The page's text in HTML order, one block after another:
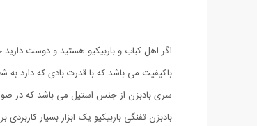
اگر اهل کباب و باربیکیو هستید و دوست
باکیفیت می باشد که با قدرت بادی که دارد
سری بادبزن از جنس استیل می باشد که در